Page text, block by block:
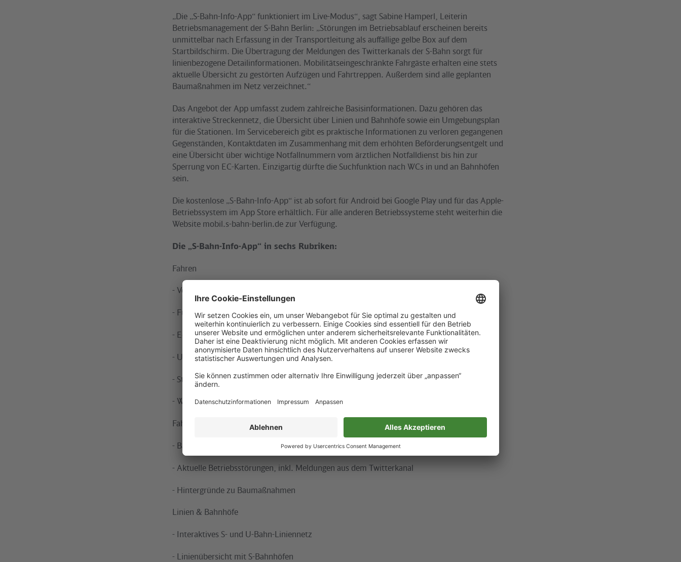
„Die „S-Bahn-Info-App“ funktioniert im Live-Modus“, sagt Sabine Hamperl, Leiterin
Betriebsmanagement der S-Bahn Berlin: „Störungen im Betriebsablauf erscheinen bereits
unmittelbar nach Erfassung in der Transportleitung als auffällige gelbe Box auf dem
Startbildschirm. Die Übertragung der Meldungen des Twitterkanals der S-Bahn sorgt für
linienbezogene Detailinformationen. Mobilitätseingeschränkte Fahrgäste erhalten eine stets
aktuelle Übersicht zu gestörten Aufzügen und Fahrtreppen. Außerdem sind alle geplanten
Baumaßnahmen im Netz verzeichnet.“
Das Angebot der App umfasst zudem zahlreiche Basisinformationen. Dazu gehören das
interaktive Streckennetz, die Übersicht über Linien und Bahnhöfe sowie ein Umgebungsplan
für die Stationen. Im Servicebereich gibt es praktische Informationen zu verloren gegangenen
Gegenständen, Kontaktdaten im Zusammenhang mit dem erhöhten Beförderungsentgelt und
eine Übersicht über wichtige Notfallnummern vom ärztlichen Notfalldienst bis hin zur
Sperrung von EC-Karten. Einzigartig dürfte die Suchfunktion nach WCs in und an Bahnhöfen
sein.
Die kostenlose „S-Bahn-Info-App“ ist ab sofort für Android bei Google Play und für das Apple-
Betriebssystem im App Store erhältlich. Für alle anderen Betriebssysteme steht weiterhin die
Website mobil.s-bahn-berlin.de zur Verfügung.
Die „S-Bahn-Info-App“ in sechs Rubriken:
Fahren
- Verbindungsauskunft inkl. von Haustür zu Haustür
- Fußwegsuche mit Darstellung in Umgebungskarte
- Echtzeit-Abfahrtszeiten (inkl. Verspätungen) und Alternativrouten
- Umgebungskarte mit Haltestellen und Abfahrtszeiten
- Standortbestimmung
- Wegeweisung via Augmented Reality
Fahrplanänderungen
- Baubedingte Fahrplanänderungen
- Aktuelle Betriebsstörungen, inkl. Meldungen aus dem Twitterkanal
- Hintergründe zu Baumaßnahmen
Linien & Bahnhöfe
- Interaktives S- und U-Bahn-Liniennetz
- Linienübersicht mit S-Bahnhöfen